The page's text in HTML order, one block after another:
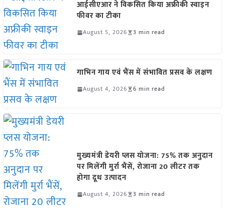
आईसीएआर ने विकसित किया अफ्रीकी स्वाइन
फीवर का टीका
August 5, 2026 3 min read
गाभिन गाय एवं भैंस में संभावित प्रसव के लक्षण
August 4, 2026 6 min read
मुख्यमंत्री डेयरी प्लस योजना: 75% तक अनुदान
पर मिलेंगी मुर्रा भैंसें, रोजाना 20 लीटर तक
होगा दूध उत्पादन
August 4, 2026 3 min read